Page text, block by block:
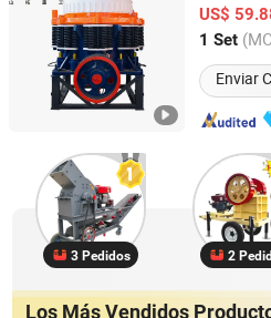
Granito
US$
1 Set
Enviar
Henan, China
3 Pedidos 2
Los Más Vendidos